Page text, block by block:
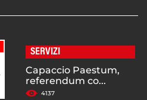
SERVIZI
Capaccio Paestum,
referendum co...
4137